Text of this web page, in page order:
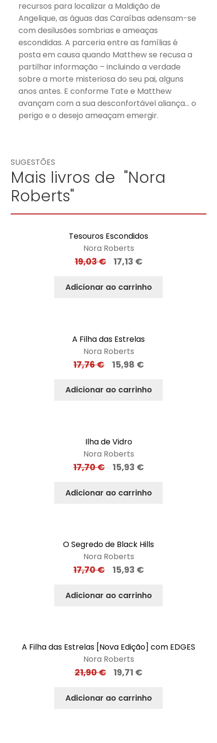
recursos para localizar a Maldição de
Angelique, as águas das Caraíbas adensam-se
com desilusões sombrias e ameaças
escondidas. A parceria entre as famílias é
posta em causa quando Matthew se recusa a
partilhar informação – incluindo a verdade
sobre a morte misteriosa do seu pai, alguns
anos antes. E conforme Tate e Matthew
avançam com a sua desconfortável aliança… o
perigo e o desejo ameaçam emergir.
SUGESTÕES
Mais livros de "Nora
Roberts"
Tesouros Escondidos
Nora Roberts
19,03€ 17,13 €
Adicionar ao carrinho
A Filha das Estrelas
Nora Roberts
17,76€ 15,98 €
Adicionar ao carrinho
Ilha de Vidro
Nora Roberts
17,70€ 15,93 €
Adicionar ao carrinho
O Segredo de Black Hills
Nora Roberts
17,70€ 15,93 €
Adicionar ao carrinho
A Filha das Estrelas [Nova Edição] com EDGES
Nora Roberts
21,90€ 19,71 €
Adicionar ao carrinho